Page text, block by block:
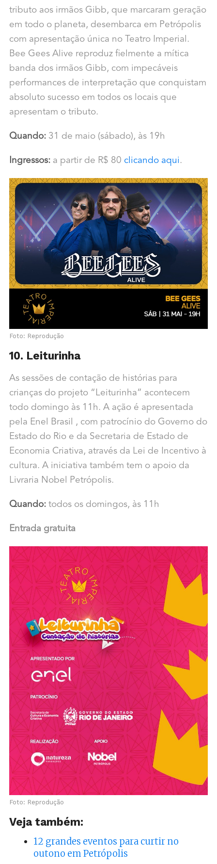
tributo aos irmãos Gibb, que marcaram geração
em todo o planeta, desembarca em Petrópolis
com apresentação única no Teatro Imperial.
Bee Gees Alive reproduz fielmente a mítica
banda dos irmãos Gibb, com impecáveis
performances de interpretação que conquistam
absoluto sucesso em todos os locais que
apresentam o tributo.
Quando:31 de maio (sábado), às 19h
Ingressos:a partir de R$ 80 clicando aqui .
Foto: Reprodução
10. Leiturinha
As sessões de contação de histórias para
crianças do projeto “Leiturinha” acontecem
todo domingo às 11h. A ação é apresentada
pela Enel Brasil , com patrocínio do Governo do
Estado do Rio e da Secretaria de Estado de
Economia Criativa, através da Lei de Incentivo à
cultura. A iniciativa também tem o apoio da
Livraria Nobel Petrópolis.
Quando:todos os domingos, às 11h
Entrada gratuita
Foto: Reprodução
Veja também:
12 grandes eventos para curtir no
outono em Petrópolis